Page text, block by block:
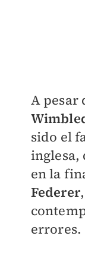
A pesar
sido el
inglesa,
en la
Federer
errores.